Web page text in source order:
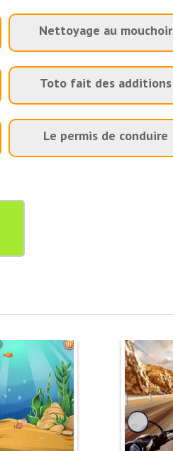
Nettoyage au mouchoir
Toto fait des additions
Le permis de conduire